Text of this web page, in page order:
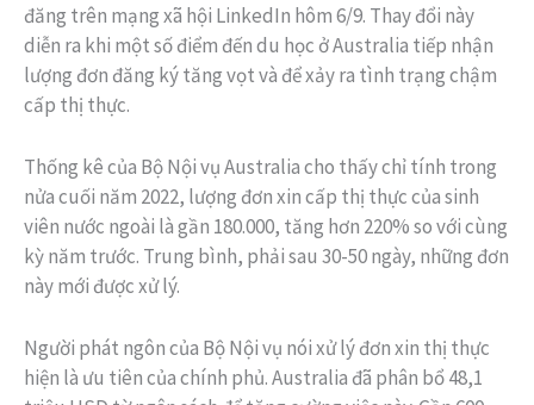
đăng trên mạng xã hội LinkedIn hôm 6/9. Thay đổi này
diễn ra khi một số điểm đến du học ở Australia tiếp nhận
lượng đơn đăng ký tăng vọt và để xảy ra tình trạng chậm
cấp thị thực.
Thống kê của Bộ Nội vụ Australia cho thấy chỉ tính trong
nửa cuối năm 2022, lượng đơn xin cấp thị thực của sinh
viên nước ngoài là gần 180.000, tăng hơn 220% so với cùng
kỳ năm trước. Trung bình, phải sau 30-50 ngày, những đơn
này mới được xử lý.
Người phát ngôn của Bộ Nội vụ nói xử lý đơn xin thị thực
hiện là ưu tiên của chính phủ. Australia đã phân bổ 48,1